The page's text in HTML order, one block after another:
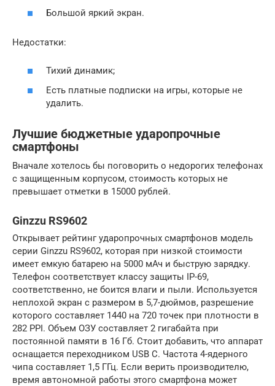
Большой яркий экран.
Недостатки:
Тихий динамик;
Есть платные подписки на игры, которые не
удалить.
Лучшие бюджетные ударопрочные
смартфоны
Вначале хотелось бы поговорить о недорогих телефонах
с защищенным корпусом, стоимость которых не
превышает отметки в 15000 рублей.
Ginzzu RS9602
Открывает рейтинг ударопрочных смартфонов модель
серии Ginzzu RS9602, которая при низкой стоимости
имеет емкую батарею на 5000 мАч и быструю зарядку.
Телефон соответствует классу защиты IP-69,
соответственно, не боится влаги и пыли. Используется
неплохой экран с размером в 5,7-дюймов, разрешение
которого составляет 1440 на 720 точек при плотности в
282 PPI. Объем ОЗУ составляет 2 гигабайта при
постоянной памяти в 16 Гб. Стоит добавить, что аппарат
оснащается переходником USB C. Частота 4-ядерного
чипа составляет 1,5 ГГц. Если верить производителю,
время автономной работы этого смартфона может